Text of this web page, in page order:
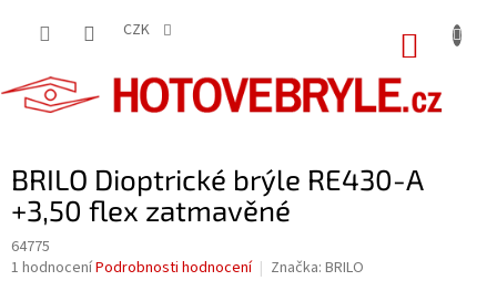
CZK
BRILO Dioptrické brýle RE430-A
+3,50 flex zatmavěné
64775
Průměrné
1 hodnoceníPodrobnosti hodnocení Značka: BRILO